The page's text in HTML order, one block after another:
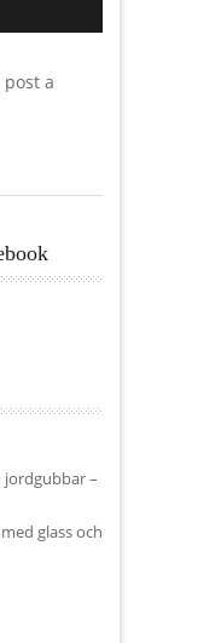
post a
jordgubbar –
glass och